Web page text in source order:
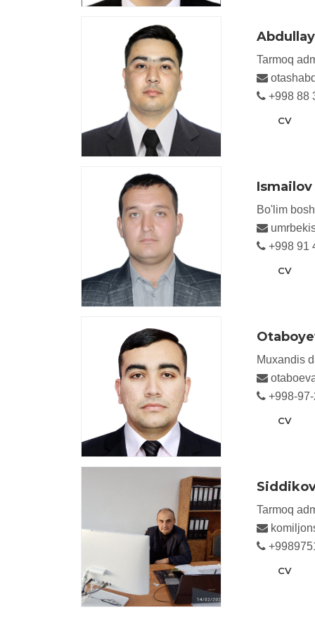
Tarmoq
+998 88
CV
Bo'lim
+998 91
CV
Muxandis
+998-
CV
Tarmoq
CV